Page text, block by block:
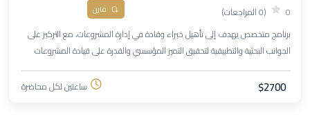
0 (0 المراجعات) قارن
برنامج متخصص يهدف إلى تأهيل خبراء وقادة في إدارة المشروعات، مع التركيز على
الجوانب البحثية والتطبيقية لتحقيق التميز المؤسسي والقدرة على قيادة المشروعات
الكبرى.
$2700 ساعتين لكل محاضرة